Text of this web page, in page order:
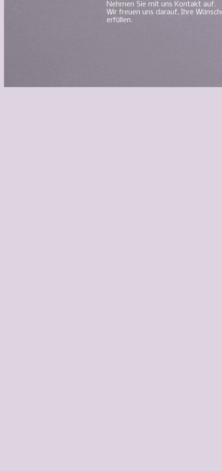
Nehmen Sie mit uns Kontakt auf.
Wir freuen uns darauf, Ihre
erfüllen.